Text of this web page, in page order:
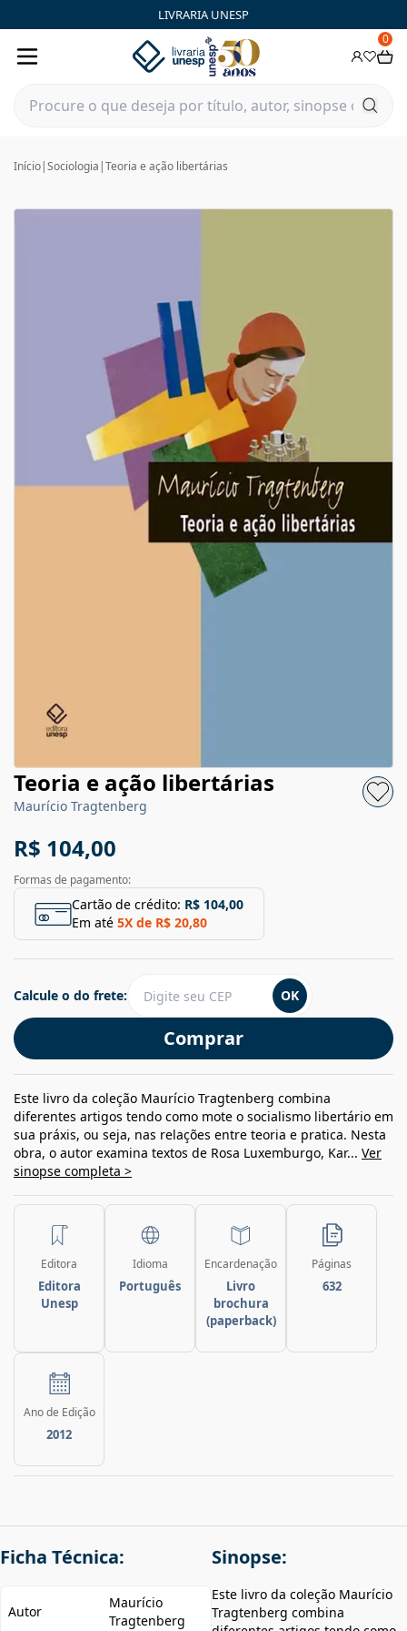
LIVRARIA UNESP
0
Início|Sociologia |Teoria e ação libertárias
Teoria e ação libertárias
Maurício Tragtenberg
R$ 104,00
Formas de pagamento:
Cartão de crédito: R$ 104,00
Em até 5X de R$ 20,80
Comprar
Calcule o do frete: OK
Este livro da coleção Maurício Tragtenberg combina
diferentes artigos tendo como mote o socialismo libertário em
sua práxis, ou seja, nas relações entre teoria e pratica. Nesta
obra, o autor examina textos de Rosa Luxemburgo, Kar... Ver
sinopse completa >
Editora
Editora
Unesp
Idioma
Português
Encardenação
Livro
brochura
(paperback)
Páginas
632
Ano de Edição
2012
Ficha Técnica:
Autor
Maurício
Tragtenberg
Sinopse:
Este livro da coleção Maurício
Tragtenberg combina